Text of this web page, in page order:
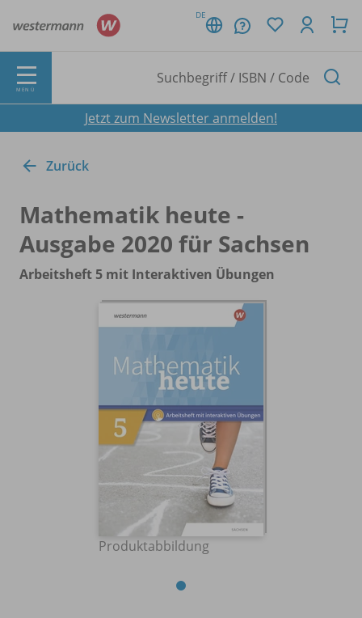
DE
MENÜ
Jetzt zum Newsletter anmelden!
Zurück
Mathematik heute -
Ausgabe 2020 für Sachsen
Arbeitsheft 5 mit Interaktiven Übungen
Produktabbildung